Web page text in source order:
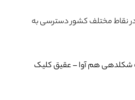
در نقاط مختلف کشور دسترسی به
شکلدهی هم آوا – عقیق کلیک